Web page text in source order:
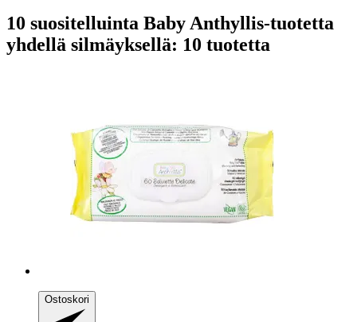
10 suositelluinta Baby Anthyllis-tuotetta
yhdellä silmäyksellä: 10 tuotetta
Ostoskori